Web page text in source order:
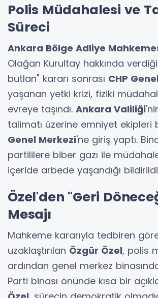
Polis Müdahalesi ve
Süreci
Ankara Bölge Adliye
Olağan Kurultay hakkında
butlan" kararı sonrası CHP
yaşanan yetki krizi, fiziki
evreye taşındı. Ankara Valiliği
talimatı üzerine emniyet ekipleri
Genel Merkezi'ne giriş yaptı.
partililere biber gazı ile
içeride arbede yaşandığı
Özel'den "Geri
Mesajı
Mahkeme kararıyla tedbiren
uzaklaştırılan Özgür Özel, polis
ardından genel merkez
Parti binası önünde kısa bir